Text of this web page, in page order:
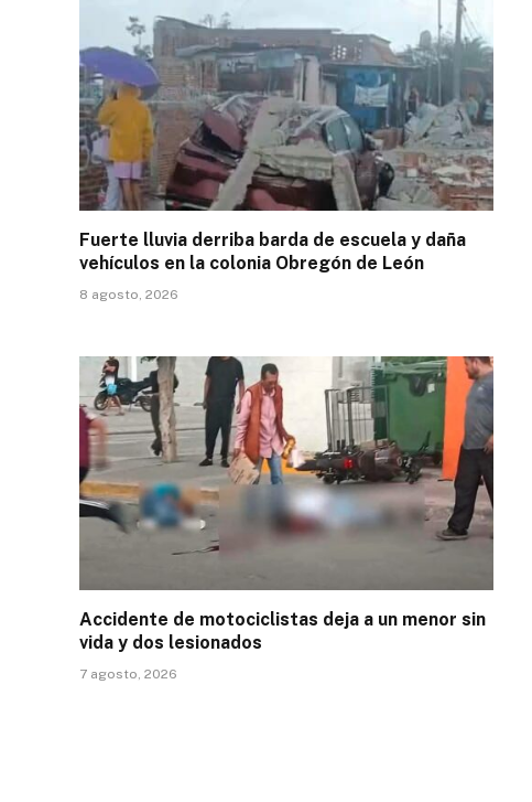
Fuerte lluvia derriba barda de escuela y daña
vehículos en la colonia Obregón de León
8 agosto, 2026
Accidente de motociclistas deja a un menor sin
vida y dos lesionados
7 agosto, 2026